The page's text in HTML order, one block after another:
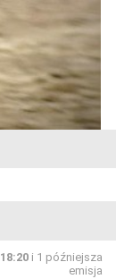
18:20 i 1 późniejsza
emisja